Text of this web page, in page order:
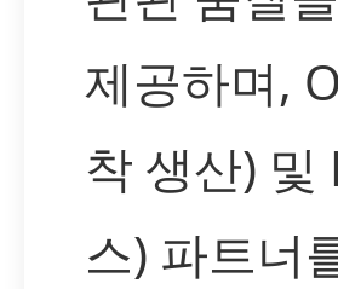
제공하며,
착 생산) 및
스) 파트너